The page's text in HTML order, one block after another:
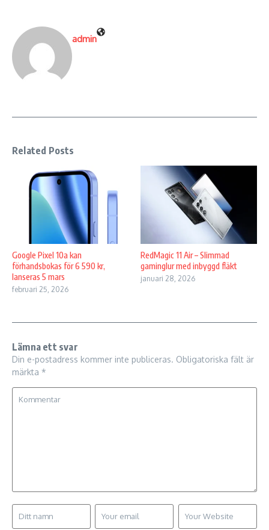
admin
Related Posts
Google Pixel 10a kan
förhandsbokas för 6 590 kr,
lanseras 5 mars
februari 25, 2026
RedMagic 11 Air – Slimmad
gaminglur med inbyggd fläkt
januari 28, 2026
Lämna ett svar
Din e-postadress kommer inte publiceras. Obligatoriska fält är
märkta *